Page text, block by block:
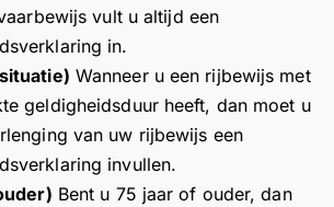
vult u altijd een
in.
Wanneer u een rijbewijs met
geldigheidsduur heeft, dan moet u
van uw rijbewijs een
invullen.
Bent u 75 jaar of ouder, dan